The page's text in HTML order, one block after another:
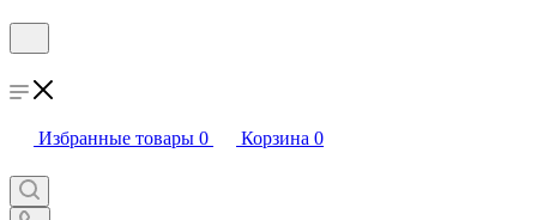
Избранные товары 0 Корзина 0